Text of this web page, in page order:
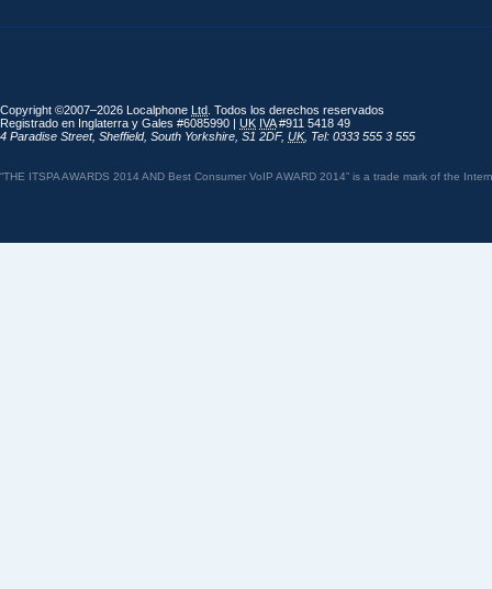
Copyright ©2007–2026 Localphone Ltd . Todos los derechos reservados
Registrado en Inglaterra y Gales #6085990 | UK IVA#911 5418 49
4 Paradise Street, Sheffield, South Yorkshire S1 2DF, UK, Tel: 0333 555 3 555
“THE ITSPA AWARDS 2014 AND Best Consumer VoIP AWARD 2014” is a trade mark of the